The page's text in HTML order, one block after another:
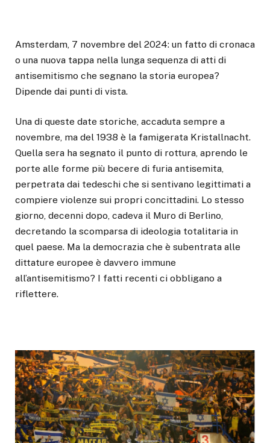
Amsterdam, 7 novembre del 2024: un fatto di cronaca
o una nuova tappa nella lunga sequenza di atti di
antisemitismo che segnano la storia europea?
Dipende dai punti di vista.
Una di queste date storiche, accaduta sempre a
novembre, ma del 1938 è la famigerata Kristallnacht.
Quella sera ha segnato il punto di rottura, aprendo le
porte alle forme più becere di furia antisemita,
perpetrata dai tedeschi che si sentivano legittimati a
compiere violenze sui propri concittadini. Lo stesso
giorno, decenni dopo, cadeva il Muro di Berlino,
decretando la scomparsa di ideologia totalitaria in
quel paese. Ma la democrazia che è subentrata alle
dittature europee è davvero immune
all’antisemitismo? I fatti recenti ci obbligano a
riflettere.